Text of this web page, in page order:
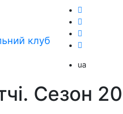
клуб
ua
Сезон